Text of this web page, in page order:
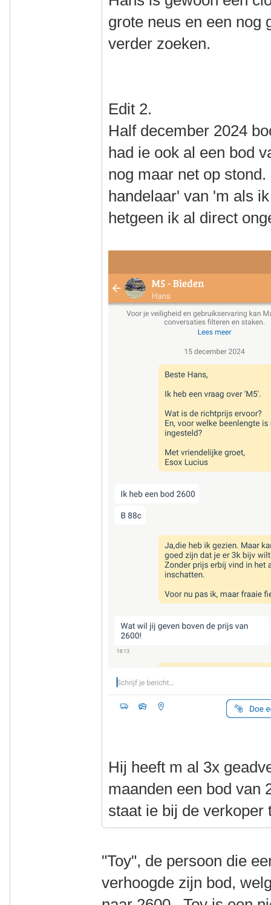
grote neus en een
verder zoeken.
Edit 2.
Half december 2024
had ie ook al een bod
nog maar net op
handelaar' van 'm als
hetgeen ik al direct
Hij heeft m al 3x
maanden een bod van
staat ie bij de
"Toy", de persoon die
verhoogde zijn bod,